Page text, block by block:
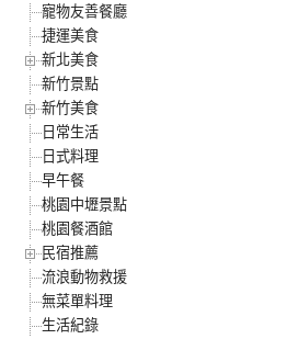
寵物友善餐廳
捷運美食
新北美食
新竹景點
新竹美食
日常生活
日式料理
早午餐
桃園中壢景點
桃園餐酒館
民宿推薦
流浪動物救援
無菜單料理
生活紀錄